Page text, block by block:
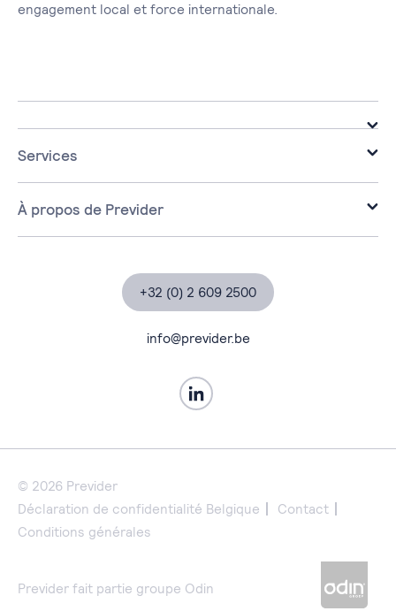
engagement local et force internationale.
+32 (0) 2 609 2500
info@previder.be
Services
Infrastructure
Cloud
Business Applications
Professional Services
À propos de Previder
À propos de Previder
© 2026 Previder
Déclaration de confidentialité Belgique
Contact
Conditions générales
Previder fait partie groupe Odin